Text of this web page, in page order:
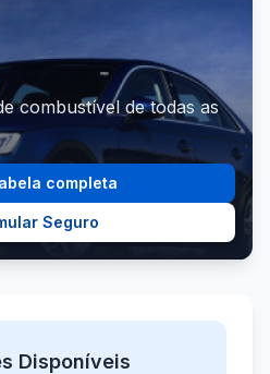
combustível de todas as
completa
Seguro
Disponíveis